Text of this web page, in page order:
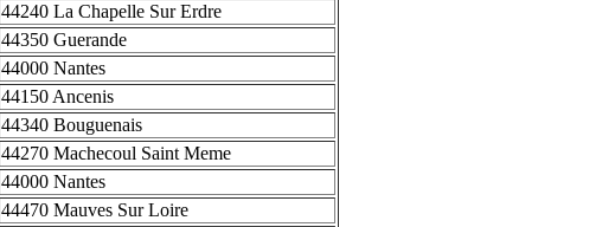
44240 La Chapelle Sur Erdre
44350 Guerande
44000 Nantes
44150 Ancenis
44340 Bouguenais
44270 Machecoul Saint Meme
44000 Nantes
44470 Mauves Sur Loire